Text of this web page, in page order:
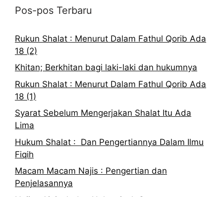
Pos-pos Terbaru
Rukun Shalat : Menurut Dalam Fathul Qorib Ada
18 (2)
Khitan; Berkhitan bagi laki-laki dan hukumnya
Rukun Shalat : Menurut Dalam Fathul Qorib Ada
18 (1)
Syarat Sebelum Mengerjakan Shalat Itu Ada
Lima
Hukum Shalat : Dan Pengertiannya Dalam Ilmu
Fiqih
Macam Macam Najis : Pengertian dan
Penjelasannya